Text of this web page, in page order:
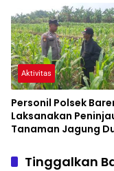
Aktivitas
Personil Polsek
Laksanakan
Tanaman Jagung
Pangan
Tinggalkan